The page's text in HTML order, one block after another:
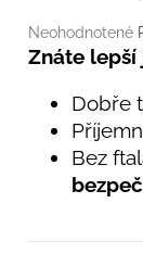
Priemerné
hodnotenie
hviezdičiek.
Neohodnotené
Znáte lepší
Dobře
Bez
30